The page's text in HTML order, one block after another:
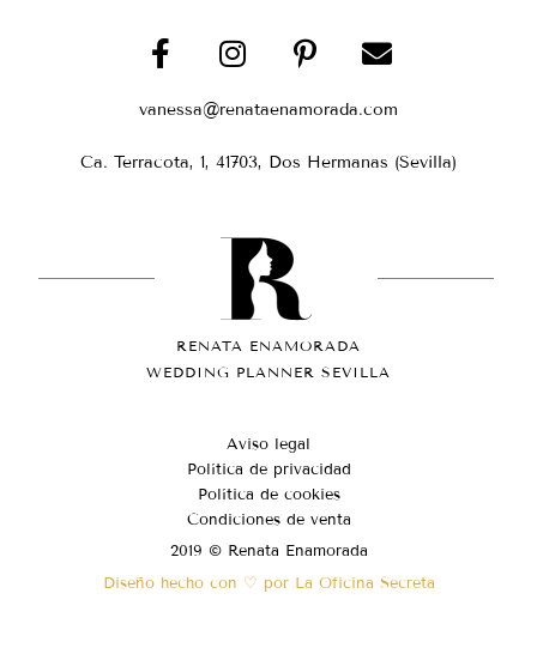
vanessa@renataenamorada.com
Ca. Terracota, 1, 41703, Dos Hermanas (Sevilla)
RENATA ENAMORADA
WEDDING PLANNER SEVILLA
Aviso legal
Política de privacidad
Política de cookies
Condiciones de venta
2019 © Renata Enamorada
Diseño hecho con ♡ por La Oficina Secreta